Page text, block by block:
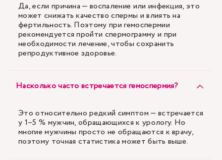
Да, если причина — воспаление или инфекция, это
может снижать качество спермы и влиять на
фертильность. Поэтому при гемоспермии
рекомендуется пройти спермограмму и при
необходимости лечение, чтобы сохранить
репродуктивное здоровье.
Насколько часто встречается гемоспермия?
Это относительно редкий симптом — встречается
у 1–5 % мужчин, обращающихся к урологу. Но
многие мужчины просто не обращаются к врачу,
поэтому точная статистика может быть выше.